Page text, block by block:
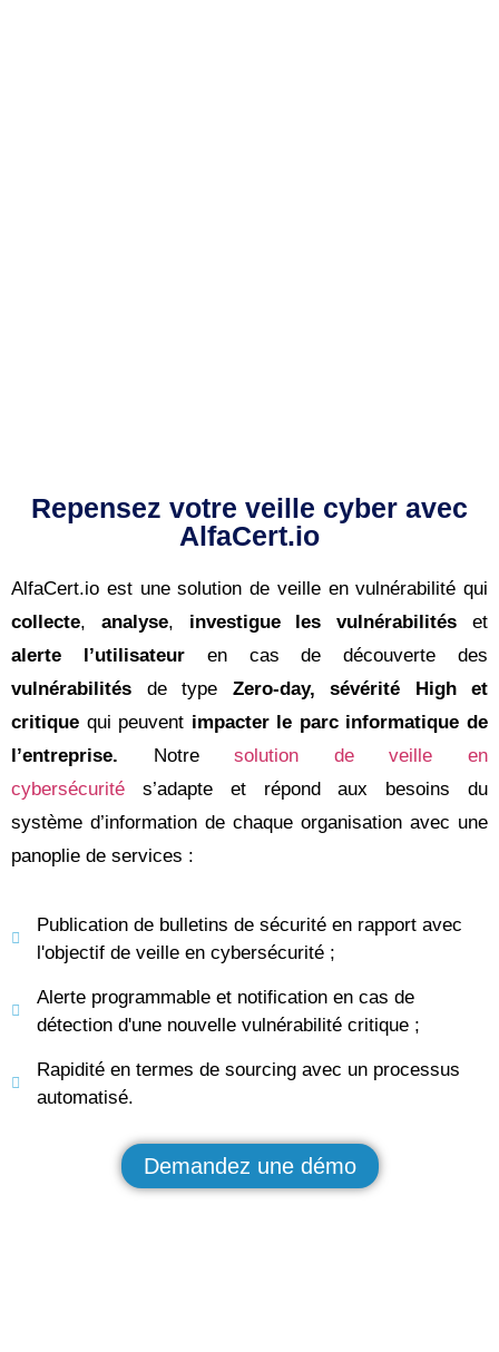
Repensez votre veille cyber avec
AlfaCert.io
AlfaCert.io est une solution de veille en vulnérabilité qui
collecte, analyse, investigue les vulnérabilités et
alerte l’utilisateuren cas de découverte des
vulnérabilités de type Zero-day, sévérité High et
critique qui peuvent impacter le parc informatique de
l’entreprise. Notresolution de veille en
cybersécurité s’adapte et répond aux besoins du
système d’information de chaque organisation avec une
panoplie de services :
Publication de bulletins de sécurité en rapport avec
l'objectif de veille en cybersécurité ;
Alerte programmable et notification en cas de
détection d'une nouvelle vulnérabilité critique ;
Rapidité en termes de sourcing avec un processus
automatisé.
Demandez une démo